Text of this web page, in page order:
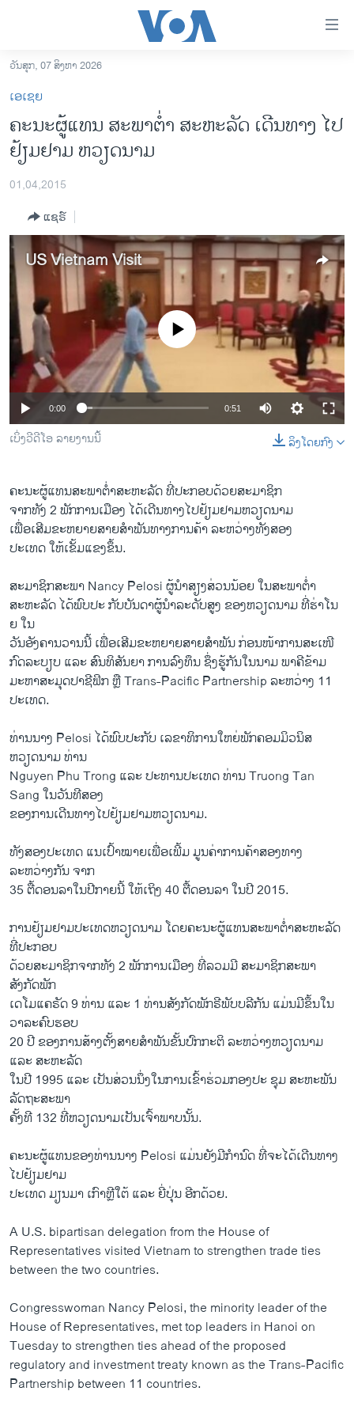
ເຂົ້າ
ຫາ
ຂ້າມ
ຂ້າມ
ຫາ
ອາເມຣິກາ
ການເລືອກຕັ້ງ ປະທານາທີບໍດີ ສະຫະລັດ 2024
ຂ່າວ​ຈີນ
ໂລກ
ເອເຊຍ
ອິດສະຫຼະພາບດ້ານການຂ່າວ
ຊີວິດຊາວລາວ
ຊຸມຊົນຊາວລາວ
ວິທະຍາສາດ-ເທັກໂນໂລຈີ
ທຸລະກິດ
ພາສາອັງກິດ
ລາຍການກະຈາຍສຽງ
ລາຍງານ
ຕິດຕາມພວກເຮົາ ທີ່
ພາສາຕ່າງໆ
ວັນສຸກ, 07 ສິງຫາ 2026
ເອເຊຍ
ຄະນະ​ຜູ້​ແທນ​ ສະພາ​ຕ່ຳ​ ສະຫະລັດ ເດີນທາງ ໄປ
ຢ້ຽມຢາມ ຫວຽດນາມ
01,04,2015
ແຊຣ໌
US Vietnam Visit
No media source currently available
0:00 0:51
ລິງໂດຍກົງ
ເບິ່ງວີດີໂອ ລາຍງານນີ້
ຄະນະ​ຜູ້​ແທນ​ສະພາ​ຕ່ຳ​ສະຫະລັດ ທີ່​ປະກອບ​ດ້ວຍ​ສະມາຊິກ​
ຈາກທັງ 2 ພັກ​ການ​ເມືອງ ​ໄດ້​ເດີນທາງ​ໄປ​ຢ້ຽມຢາມ​ຫວຽດນາມ
​ເພື່ອ​ເສີມ​ຂະຫຍາຍ​ສາຍສຳພັນ​ທາງ​ການ​ຄ້າ​ ລະຫວ່າງ​ທັງ​ສອງ​
ປະ​ເທດ ​ໃຫ້​ເຂັ້ມ​ແຂງຂຶ້ນ.
ສະມາຊິກ​ສະພາ Nancy Pelosi ຜູ້​ນໍາ​ສຽງ​ສ່ວນ​ນ້​ອຍ​ ໃນ​ສະພາຕ່ຳ
ສະຫະລັດ ​ໄດ້​ພົບປະ ​ກັບບັນດາ​ຜູ້ນຳ​ລະດັບ​ສູງ​ ຂອງ​ຫວຽດນາມ ທີ່​ຮ່າ​ໂນ​
ຍ ​ໃນ​
ວັນ​ອັງຄານ​ວານ​ນີ້ ​ເພື່ອ​ເສີມ​ຂະຫຍາຍສາຍ​ສຳພັນ ກ່ອນ​ໜ້າການ​ສະເໜີ
ກົດ​ລະບຽບ ​ແລະ ສົນທິສັນຍາ ການ​ລົງທຶນ​ ​ຊຶ່ງ​ຮູ້ກັນໃນນາມ ພາຄີ​ຂ້າມ​
ມະຫາ​ສະມຸດ​ປາຊີ​ຟິກ ຫຼື Trans-Pacific Partnership ລະຫວ່າງ 11
ປະ​ເທດ.
ທ່ານ​ນາງ Pelosi ​ໄດ້​ພົບ​ປະ​ກັບ ​ເລຂາ​ທິການ​ໃຫຍ່​ພັກ​ຄອມ​ມິ​ວນິສ
ຫວຽດນາມ ທ່ານ
Nguyen Phu Trong ​ແລະ ປ​ະທານ​ປະ​ເທດ ທ່ານ Truong Tan
Sang ​ໃນ​ວັນ​ທີ​ສອງ
​ຂອງ​ການ​ເດີນທາງ​ໄປ​ຢ້ຽມຢາມ​ຫວຽດນາມ.
ທັງ​ສອງ​ປະ​ເທດ ​ແນ​ເປົ້າໝາຍ​ເພື່ອ​ເພີ້​ມ ມູນ​ຄ່າ​ການ​ຄ້າສອງທາງ​
ລະຫວ່າງ​ກັນ ຈາກ
35 ຕື້​ດອນ​ລາໃນ​ປີ​ກາຍ​ນີ້ ​ໃຫ້​ເຖິງ 40 ຕື້​ດອນ​ລາ ​ໃນ​ປີ 2015.
ການ​ຢ້ຽມຢາມ​ປະ​ເທດ​ຫວຽດນາມ ​ໂດຍຄະນະ​ຜູ້​ແທນ​ສະພາ​ຕ່ຳ​ສະຫະລັດ
ທີ່​ປະກອບ​
ດ້ວຍ​ສະມາຊິກ​ຈາກທັງ 2 ພັກ​ການ​ເມືອງ ທີ່​ລວມມີ ສະມາຊິກ​ສະພາ​
ສັງກັດ​ພັກ
​ເດ​ໂມ​ແຄຣັດ 9 ທ່ານ ​ແລະ 1 ທ່ານ​ສັງກັດ​ພັກຣີພັບ​ບລີ​ກັນ ​ແມ່ນ​ມີ​ຂຶ້ນ​ໃນ​
ວາລະຄົບຮອບ
20 ປີ ຂອງ​ການ​ສ້າງຕັ້ງສາຍສຳພັນຂັ້ນ​ປົກກະຕິ ລະຫວ່າງ​ຫວຽດນາມ ​
ແລະ ສະຫະລັດ
​ໃນ​ປີ 1995 ​ແລະ ​ເປັນ​ສ່ວນ​ນຶ່ງ​ໃນການເຂົ້າຮ່ວມກອງປະ ຊຸມ ສະຫະພັນ
ລັດຖະສະພາ
ຄັ້ງທີ 132 ທີ່ຫວຽດນາມເປັນເຈົ້າພາບນັ້ນ.
ຄະນະ​ຜູ້​ແທນ​ຂອງທ່ານ​ນາງ Pelosi ​ແມ່ນ​ຍັງ​ມີ​ກຳນົດ​ ທີ່​ຈະໄດ້ເດີນທາງ​
ໄປ​ຢ້ຽມຢາມ
ປະ​ເທດ ມຽນມາ ​ເກົາຫຼີ​ໃຕ້ ​ແລະ ຍີ່ປຸ່ນ ອີກ​ດ້ວຍ.
A U.S. bipartisan delegation from the House of
Representatives visited Vietnam to strengthen trade ties
between the two countries.
Congresswoman Nancy Pelosi, the minority leader of the
House of Representatives, met top leaders in Hanoi on
Tuesday to strengthen ties ahead of the proposed
regulatory and investment treaty known as the Trans-Pacific
Partnership between 11 countries.